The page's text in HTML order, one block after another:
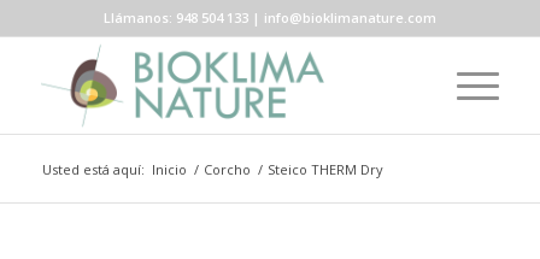
Llámanos: 948 504 133 | info@bioklimanature.com
Usted está aquí: Inicio / Corcho / Steico THERM Dry